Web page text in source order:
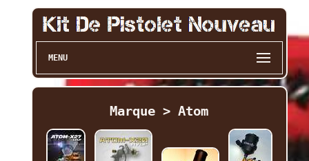
MENU
Marque > Atom